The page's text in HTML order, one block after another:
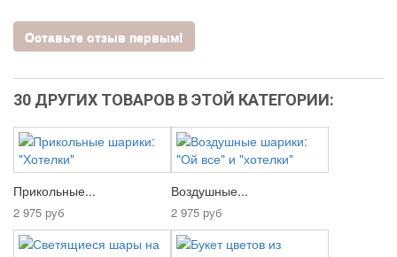
Оставьте отзыв первым!
30 ДРУГИХ ТОВАРОВ В ЭТОЙ КАТЕГОРИИ:
Прикольные...
2 975 руб
Воздушные...
2 975 руб